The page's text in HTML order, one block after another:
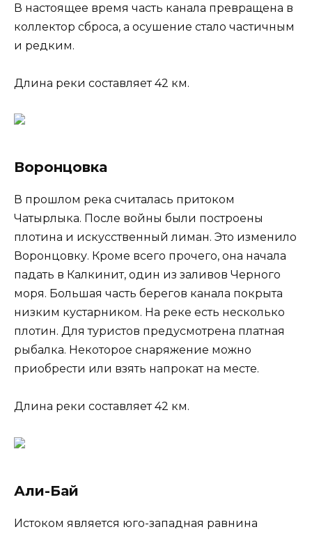
В настоящее время часть канала превращена в
коллектор сброса, а осушение стало частичным
и редким.
Длина реки составляет 42 км.
Воронцовка
В прошлом река считалась притоком
Чатырлыка. После войны были построены
плотина и искусственный лиман. Это изменило
Воронцовку. Кроме всего прочего, она начала
падать в Калкинит, один из заливов Черного
моря. Большая часть берегов канала покрыта
низким кустарником. На реке есть несколько
плотин. Для туристов предусмотрена платная
рыбалка. Некоторое снаряжение можно
приобрести или взять напрокат на месте.
Длина реки составляет 42 км.
Али-Бай
Истоком является юго-западная равнина